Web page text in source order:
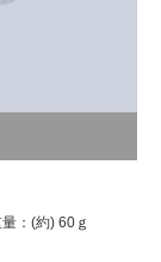
：(約) 60ｇ